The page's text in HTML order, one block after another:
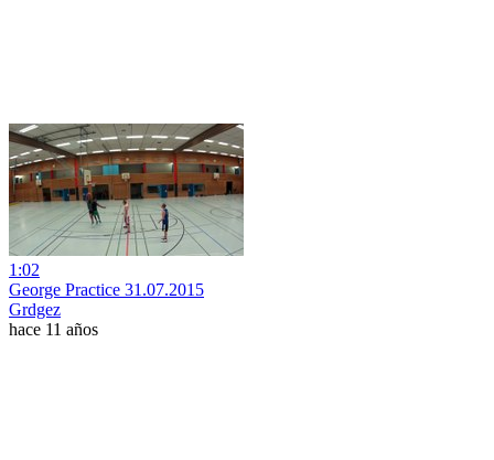
1:02
George Practice 31.07.2015
Grdgez
hace 11 años